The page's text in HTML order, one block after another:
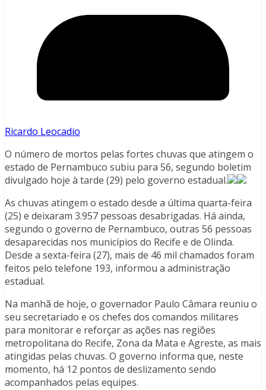
Ricardo Leocadio
O número de mortos pelas fortes chuvas que atingem o
estado de Pernambuco subiu para 56, segundo boletim
divulgado hoje à tarde (29) pelo governo estadual.
As chuvas atingem o estado desde a última quarta-feira
(25) e deixaram 3.957 pessoas desabrigadas. Há ainda,
segundo o governo de Pernambuco, outras 56 pessoas
desaparecidas nos municípios do Recife e de Olinda.
Desde a sexta-feira (27), mais de 46 mil chamados foram
feitos pelo telefone 193, informou a administração
estadual.
Na manhã de hoje, o governador Paulo Câmara reuniu o
seu secretariado e os chefes dos comandos militares
para monitorar e reforçar as ações nas regiões
metropolitana do Recife, Zona da Mata e Agreste, as mais
atingidas pelas chuvas. O governo informa que, neste
momento, há 12 pontos de deslizamento sendo
acompanhados pelas equipes.